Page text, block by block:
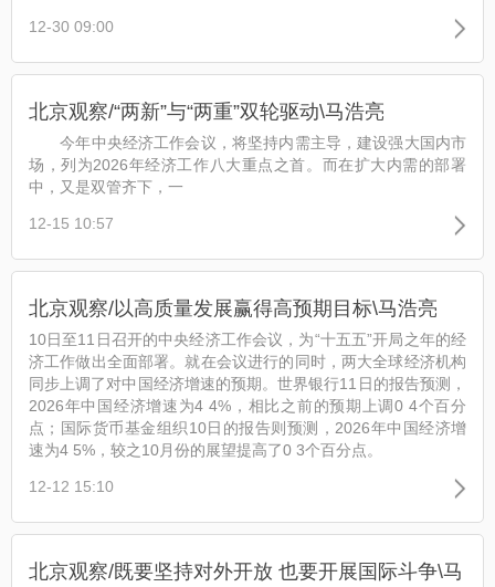
12-30 09:00
北京观察/“两新”与“两重”双轮驱动\马浩亮
今年中央经济工作会议，将坚持内需主导，建设强大国内市
场，列为2026年经济工作八大重点之首。而在扩大内需的部署
中，又是双管齐下，一
12-15 10:57
北京观察/以高质量发展赢得高预期目标\马浩亮
10日至11日召开的中央经济工作会议，为“十五五”开局之年的经
济工作做出全面部署。就在会议进行的同时，两大全球经济机构
同步上调了对中国经济增速的预期。世界银行11日的报告预测，
2026年中国经济增速为4 4%，相比之前的预期上调0 4个百分
点；国际货币基金组织10日的报告则预测，2026年中国经济增
速为4 5%，较之10月份的展望提高了0 3个百分点。
12-12 15:10
北京观察/既要坚持对外开放 也要开展国际斗争\马